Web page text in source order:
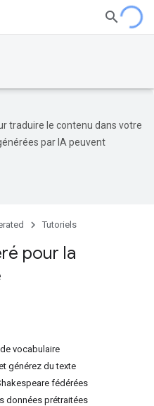
traduire le contenu dans votre
par IA peuvent
Tutoriels
pour la
vocabulaire
générez du texte
fédérées
données prétraitées